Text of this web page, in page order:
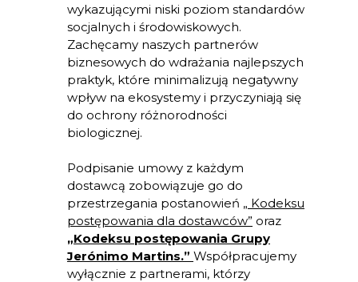
wykazującymi niski poziom standardów
socjalnych i środowiskowych.
Zachęcamy naszych partnerów
biznesowych do wdrażania najlepszych
praktyk, które minimalizują negatywny
wpływ na ekosystemy i przyczyniają się
do ochrony różnorodności
biologicznej.
Podpisanie umowy z każdym
dostawcą zobowiązuje go do
przestrzegania postanowień „ Kodeksu
postępowania dla dostawców” oraz
„Kodeksu postępowania Grupy
Jerónimo Martins.” Współpracujemy
wyłącznie z partnerami, którzy